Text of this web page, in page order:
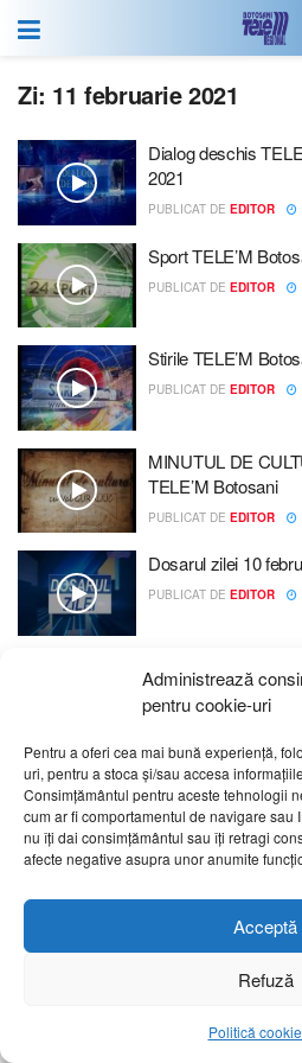
Administrează
pentru cookie-uri
Pentru a oferi cea mai bună experiență,
uri, pentru a stoca și/sau accesa
Consimțământul pentru aceste tehnologii
cum ar fi comportamentul de navigare sau
nu îți dai consimțământul sau îți retragi
afecte negative asupra unor anumite
Acceptă
Refuză
Politică
Zi: 11 februarie 2021
Dialog deschis
2021
PUBLICAT DE EDITOR
Sport TELE’M
PUBLICAT DE EDITOR
Stirile TELE’M
PUBLICAT DE EDITOR
MINUTUL DE
TELE’M Botosani
PUBLICAT DE EDITOR
Dosarul zilei 10
PUBLICAT DE EDITOR
Despre noi Publicitate Contact
Cod Deontologic
Daca sunteti martorul unor
să ne contactați pe email: